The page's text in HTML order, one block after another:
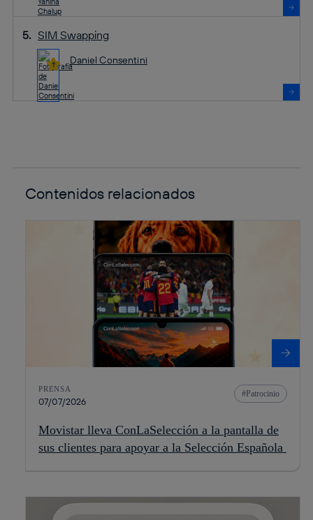
SIM Swapping
Daniel Consentini
Contenidos relacionados
PRENSA
07/07/2026
Patrocinio
Movistar lleva ConLaSelección a la pantalla de
sus clientes para apoyar a la Selección Española